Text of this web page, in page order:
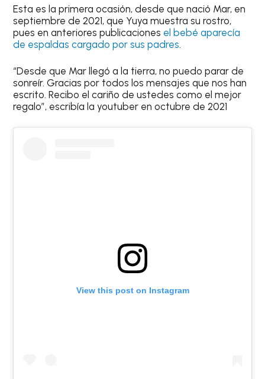
Esta es la primera ocasión, desde que nació Mar, en
septiembre de 2021, que Yuya muestra su rostro,
pues en anteriores publicaciones el bebé aparecía
de espaldas cargado por sus padres.
“Desde que Mar llegó a la tierra, no puedo parar de
sonreír. Gracias por todos los mensajes que nos han
escrito. Recibo el cariño de ustedes como el mejor
regalo”, escribía la youtuber en octubre de 2021
View this post on Instagram